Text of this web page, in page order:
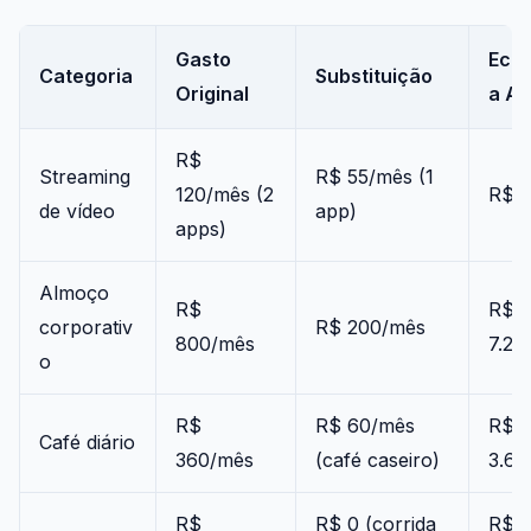
Categoria
Gasto
Original
Substituição
a
Streaming
de vídeo
R$
120/mês (2
apps)
R$ 55/mês (1
app)
R$
Almoço
corporativ
o
R$
800/mês
R$ 200/mês
R$
Café diário
R$
360/mês
R$ 60/mês
(café caseiro)
R$
R$ R$ 0 (corrida R$